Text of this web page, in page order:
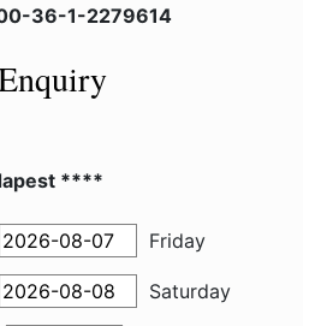
36-1-2279614
****
Friday
Saturday